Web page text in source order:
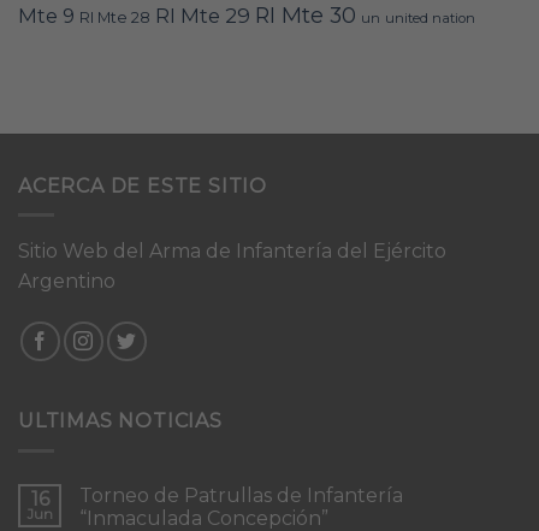
Mte 9 RI Mte 28 RI Mte 29 RI Mte 30 un united nation
ACERCA DE ESTE SITIO
Sitio Web del Arma de Infantería del Ejército
Argentino
ULTIMAS NOTICIAS
16
Jun
Torneo de Patrullas de Infantería
“Inmaculada Concepción”